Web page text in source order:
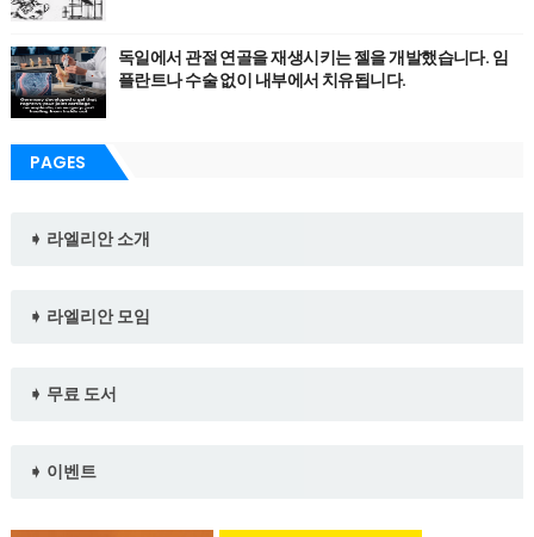
독일에서 관절 연골을 재생시키는 젤을 개발했습니다. 임
플란트나 수술 없이 내부에서 치유됩니다.
PAGES
➧ 라엘리안 소개
➧ 라엘리안 모임
➧ 무료 도서
➧ 이벤트